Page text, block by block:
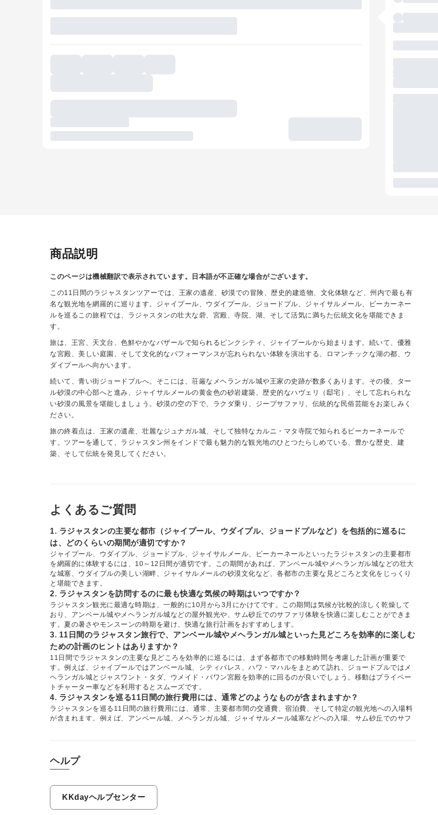
商品説明
このページは機械翻訳で表示されています。日本語が不正確な場合がございます。
この11日間のラジャスタンツアーでは、王家の遺産、砂漠での冒険、歴史的建造物、文化体験など、州内で最も有
名な観光地を網羅的に巡ります。ジャイプール、ウダイプール、ジョードプル、ジャイサルメール、ビーカーネー
ルを巡るこの旅程では、ラジャスタンの壮大な砦、宮殿、寺院、湖、そして活気に満ちた伝統文化を堪能できま
す。
旅は、王宮、天文台、色鮮やかなバザールで知られるピンクシティ、ジャイプールから始まります。続いて、優雅
な宮殿、美しい庭園、そして文化的なパフォーマンスが忘れられない体験を演出する、ロマンチックな湖の都、ウ
ダイプールへ向かいます。
続いて、青い街ジョードプルへ。そこには、荘厳なメヘランガル城や王家の史跡が数多くあります。その後、ター
ル砂漠の中心部へと進み、ジャイサルメールの黄金色の砂岩建築、歴史的なハヴェリ（邸宅）、そして忘れられな
い砂漠の風景を堪能しましょう。砂漠の空の下で、ラクダ乗り、ジープサファリ、伝統的な民俗芸能をお楽しみく
ださい。
旅の終着点は、王家の遺産、壮麗なジュナガル城、そして独特なカルニ・マタ寺院で知られるビーカーネールで
す。ツアーを通して、ラジャスタン州をインドで最も魅力的な観光地のひとつたらしめている、豊かな歴史、建
築、そして伝統を発見してください。
よくあるご質問
1. ラジャスタンの主要な都市（ジャイプール、ウダイプル、ジョードプルなど）を包括的に巡るに
は、どのくらいの期間が適切ですか？
ジャイプール、ウダイプル、ジョードプル、ジャイサルメール、ビーカーネールといったラジャスタンの主要都市
を網羅的に体験するには、10～12日間が適切です。この期間があれば、アンベール城やメヘランガル城などの壮大
な城塞、ウダイプルの美しい湖畔、ジャイサルメールの砂漠文化など、各都市の主要な見どころと文化をじっくり
と堪能できます。
2. ラジャスタンを訪問するのに最も快適な気候の時期はいつですか？
ラジャスタン観光に最適な時期は、一般的に10月から3月にかけてです。この期間は気候が比較的涼しく乾燥して
おり、アンベール城やメヘランガル城などの屋外観光や、サム砂丘でのサファリ体験を快適に楽しむことができま
す。夏の暑さやモンスーンの時期を避け、快適な旅行計画をおすすめします。
3. 11日間のラジャスタン旅行で、アンベール城やメヘランガル城といった見どころを効率的に楽しむ
ための計画のヒントはありますか？
11日間でラジャスタンの主要な見どころを効率的に巡るには、まず各都市での移動時間を考慮した計画が重要で
す。例えば、ジャイプールではアンベール城、シティパレス、ハワ・マハルをまとめて訪れ、ジョードプルではメ
ヘランガル城とジャスワント・タダ、ウメイド・バワン宮殿を効率的に回るのが良いでしょう。移動はプライベー
トチャーター車などを利用するとスムーズです。
4. ラジャスタンを巡る11日間の旅行費用には、通常どのようなものが含まれますか？
ラジャスタンを巡る11日間の旅行費用には、通常、主要都市間の交通費、宿泊費、そして特定の観光地への入場料
が含まれます。例えば、アンベール城、メヘランガル城、ジャイサルメール城塞などへの入場、サム砂丘でのサフ
適な交通手段は何ですか？
ジャイプールからジャイサルメールのような広範囲にわたる都市間の移動には、プライベートチャーター車が最も
は、都市間の移動手段が手配されている場合が多く、特に初めての訪問者にはおすすめです。
6. サム砂丘でのキャメルサファリやジープサファリを含む砂漠キャンプ体験は、どのような内容が期
ヘルプ
KKdayヘルプセンター